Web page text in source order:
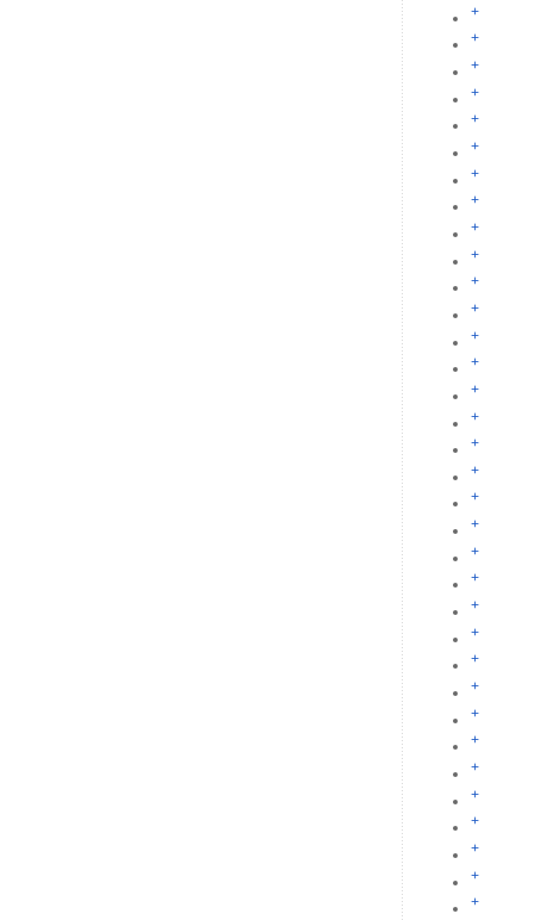
+
+
+
+
+
+
+
+
+
+
+
+
+
+
+
+
+
+
+
+
+
+
+
+
+
+
+
+
+
+
+
+
+
+